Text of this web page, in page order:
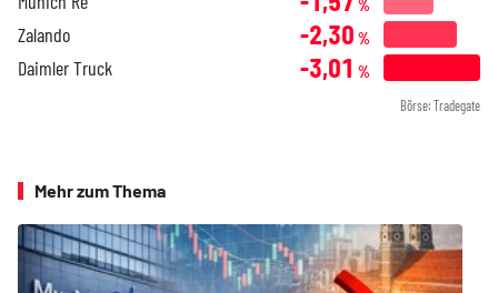
%
Zalando -2,30 %
Daimler Truck -3,01 %
Börse: Tradegate
Mehr zum Thema